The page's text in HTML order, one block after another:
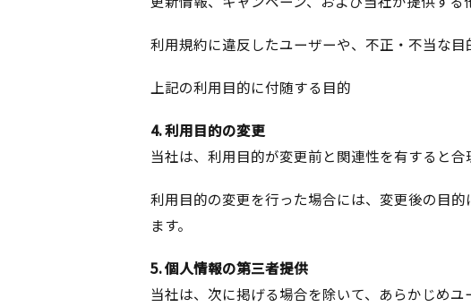
利用規約に違反したユーザーや、不正・不当な
上記の利用目的に付随する目的
4. 利用目的の変更
当社は、利用目的が変更前と関連性を有すると
利用目的の変更を行った場合には、変更後の目
ます。
5. 個人情報の第三者提供
当社は、次に掲げる場合を除いて、あらかじめ